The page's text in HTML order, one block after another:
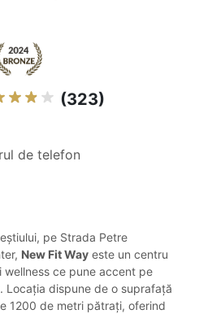
(323)
de telefon
pe Strada Petre
New Fit Way este un centru
ce pune accent pe
Locația dispune de o suprafață
1200 de metri pătrați, oferind